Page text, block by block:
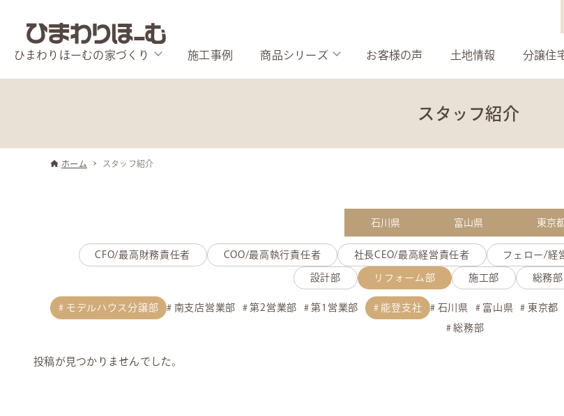
ひまわりほーむの家づくり 施工事例 商品シリーズ お客様の声 土地情報 分譲住
スタッフ紹介
ホーム スタッフ紹介
石川県 富山県 東京
CFO/最高財務責任者 COO/最高執行責任者 社長CEO/最高経営責任者 フェロー/経
設計部 リフォーム部 施工部 総務部
モデルハウス分譲部 南支店営業部 第2営業部 第1営業部 能登支社 石川県 富山県 東京都
総務部
投稿が見つかりませんでした。